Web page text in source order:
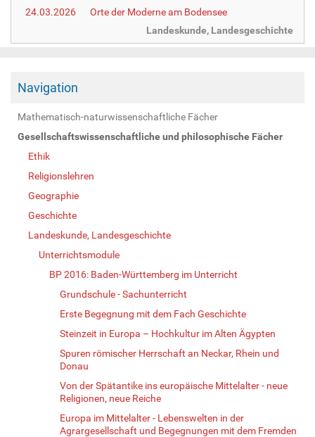
24.03.2026
Orte der Moderne am Bodensee
Landeskunde, Landesgeschichte
Navigation
Mathematisch-naturwissenschaftliche Fächer
Gesellschaftswissenschaftliche und philosophische Fächer
Ethik
Religionslehren
Geographie
Geschichte
Landeskunde, Landesgeschichte
Unterrichtsmodule
BP 2016: Baden-Württemberg im Unterricht
Grundschule - Sachunterricht
Erste Begegnung mit dem Fach Geschichte
Steinzeit in Europa – Hochkultur im Alten Ägypten
Spuren römischer Herrschaft an Neckar, Rhein und
Donau
Von der Spätantike ins europäische Mittelalter - neue
Religionen, neue Reiche
Europa im Mittelalter - Lebenswelten in der
Agrargesellschaft und Begegnungen mit dem Fremden